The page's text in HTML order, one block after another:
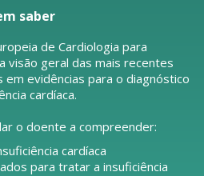
saber
de Cardiologia para
visão geral das mais recentes
evidências para o diagnóstico
cardíaca.
o doente a compreender:
cardíaca
para tratar a insuficiência